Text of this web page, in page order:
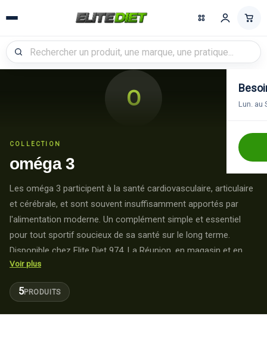
Recherche
Lun. au
COLLECTION
oméga 3
Les oméga 3 participent à la santé cardiovasculaire, articulaire
et cérébrale, et sont souvent insuffisamment apportés par
l'alimentation moderne. Un complément simple et essentiel
pour tout sportif soucieux de sa santé sur le long terme.
Disponible chez Elite Diet 974, La Réunion, en magasin et en
livraison.
Voir plus
5PRODUITS
O